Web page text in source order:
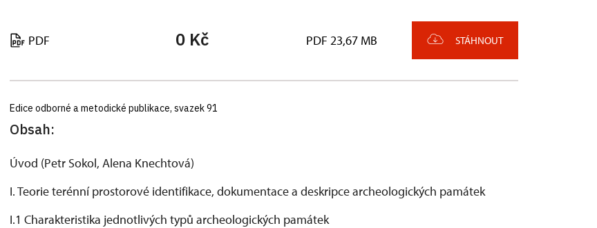
PDF 0 Kč PDF 23,67 MB STÁHNOUT
Edice odborné a metodické publikace, svazek 91
Obsah:
Úvod (Petr Sokol, Alena Knechtová)
I. Teorie terénní prostorové identifikace, dokumentace a deskripce archeologických památek
I.1 Charakteristika jednotlivých typů archeologických památek